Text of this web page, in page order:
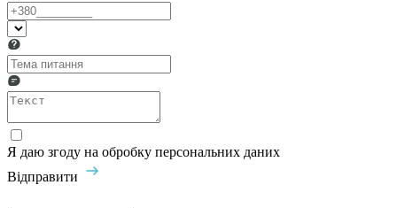
Я даю згоду на обробку персональних даних
Відправити